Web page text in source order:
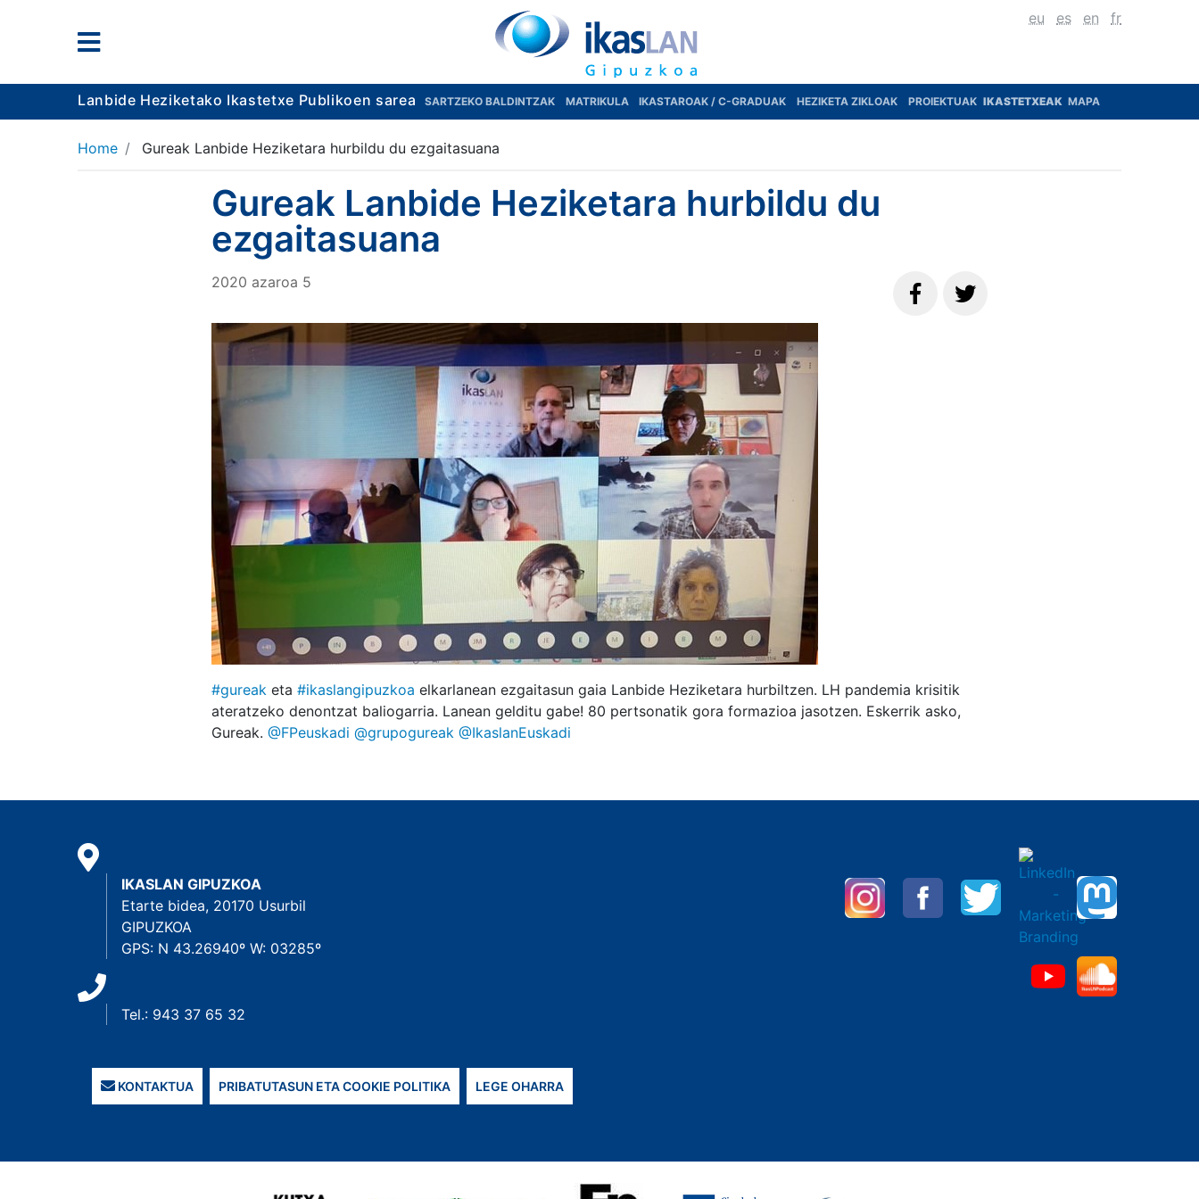
eu es en fr
Lanbide Heziketako Ikastetxe Publikoen sarea SARTZEKO BALDINTZAK MATRIKULA IKASTAROAK / C-GRADUAK HEZIKETA ZIKLOAK PROIEKTUAK IKASTETXEAK MAPA
Home Gureak Lanbide Heziketara hurbildu du ezgaitasuana
Gureak Lanbide Heziketara hurbildu du
ezgaitasuana
2020 azaroa 5
#gureak eta #ikaslangipuzkoa elkarlanean ezgaitasun gaia Lanbide Heziketara hurbiltzen. LH pandemia krisitik
ateratzeko denontzat baliogarria. Lanean gelditu gabe! 80 pertsonatik gora formazioa jasotzen. Eskerrik asko,
Gureak. @FPeuskadi @grupogureak @IkaslanEuskadi
IKASLAN GIPUZKOA
Etarte bidea, 20170 Usurbil
GIPUZKOA
GPS: N 43.26940º W: 03285º
Tel.: 943 37 65 32
KONTAKTUA PRIBATUTASUN ETA COOKIE POLITIKA LEGE OHARRA